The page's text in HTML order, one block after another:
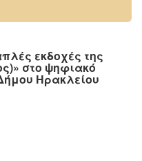
εκδοχές της
στο ψηφιακό
Ηρακλείου